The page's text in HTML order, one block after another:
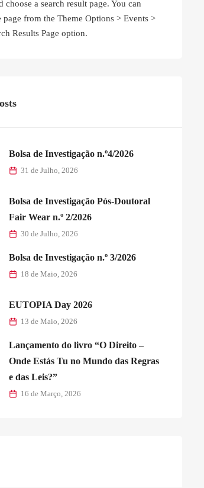
choose a search result page. You can
page from the Theme Options > Events >
Results Page option.
Bolsa de Investigação n.º4/2026
31 de Julho, 2026
Bolsa de Investigação Pós-Doutoral
Fair Wear n.º 2/2026
30 de Julho, 2026
Bolsa de Investigação n.º 3/2026
18 de Maio, 2026
EUTOPIA Day 2026
13 de Maio, 2026
Lançamento do livro “O Direito –
Onde Estás Tu no Mundo das Regras
e das Leis?”
16 de Março, 2026